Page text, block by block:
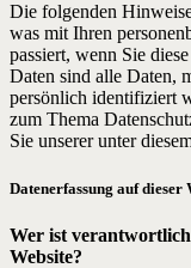
Die folgenden
was mit Ihren
passiert, wenn Sie
Daten sind alle Daten,
persönlich identifiziert
zum Thema
Sie unserer unter
Datenerfassung auf dieser
Wer ist
Website?